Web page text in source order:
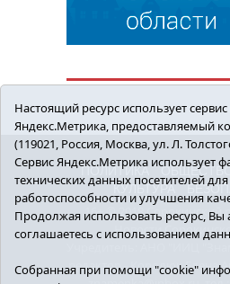
ПОЛИТИКА
КУЛЬТУРА
16+ © 2018 Сорокинский
Новости
редактор - Королюк Елена
Настоящий ресурс использует
Яндекс.Метрика, предоставляемый
(119021, Россия, Москва, ул. Л.
Сервис Яндекс.Метрика использует
технических данных посетителей
работоспособности и улучшения
Продолжая использовать ресурс, Вы
соглашаетесь с использованием
Собранная при помощи "cookie"